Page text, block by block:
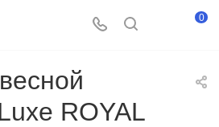
0
ROYAL